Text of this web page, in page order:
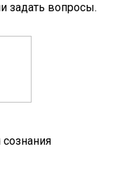
задать вопросы.